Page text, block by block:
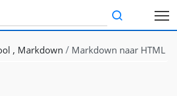
Markdown Markdown naar HTML